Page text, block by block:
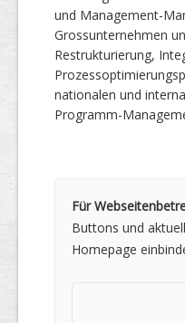
und Management-
Grossunternehmen
Restrukturierung,
nationalen und
Programm-
Für
Buttons und
Homepage